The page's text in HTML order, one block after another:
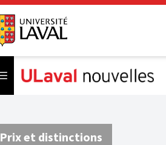
Open menu
Prix et distinctions